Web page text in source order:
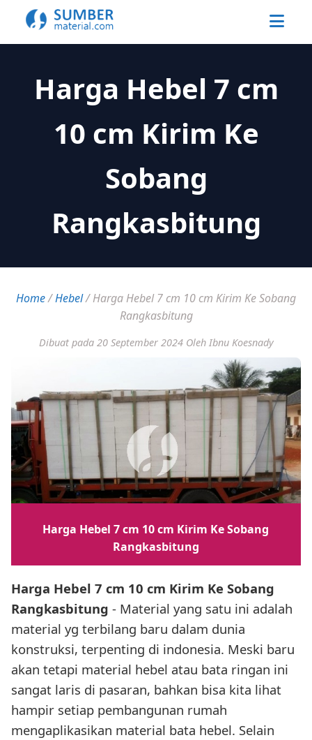
Harga Hebel 7 cm
10 cm Kirim Ke
Sobang
Rangkasbitung
Home/Hebel/Harga Hebel 7 cm 10 cm Kirim Ke Sobang
Rangkasbitung
Dibuat pada 20 September 2024 Oleh Ibnu Koesnady
Harga Hebel 7 cm 10 cm Kirim Ke Sobang
Rangkasbitung
Harga Hebel 7 cm 10 cm Kirim Ke Sobang
Rangkasbitung - Material yang satu ini adalah
material yg terbilang baru dalam dunia
konstruksi, terpenting di indonesia. Meski baru
akan tetapi material hebel atau bata ringan ini
sangat laris di pasaran, bahkan bisa kita lihat
hampir setiap pembangunan rumah
mengaplikasikan material bata hebel. Selain